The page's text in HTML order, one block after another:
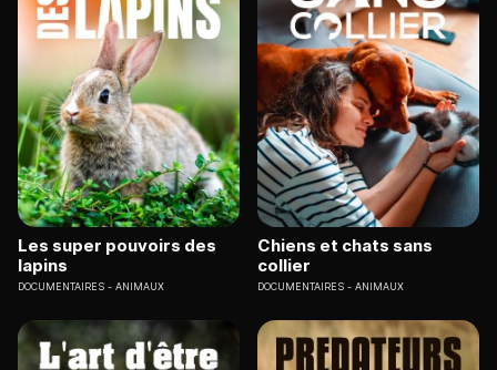
Les super pouvoirs des
lapins
DOCUMENTAIRES ANIMAUX
Chiens et chats sans
collier
DOCUMENTAIRES ANIMAUX